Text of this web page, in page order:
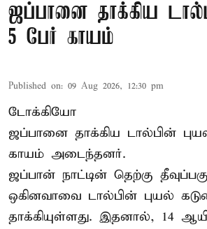
ஜப்பானை தாக்கிய
5 பேர் காயம்
Published on: 09 Aug 2026, 12:30 pm
டோக்கியோ
ஜப்பானை தாக்கிய டால்பின்
காயம் அடைந்தனர்.
ஜப்பான் நாட்டின் தெற்கு
ஒகினவாவை டால்பின் புயல்
தாக்கியுள்ளது. இதனால், 14